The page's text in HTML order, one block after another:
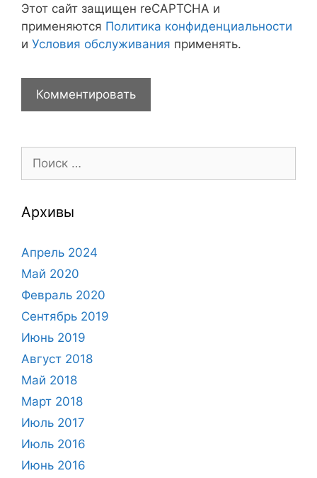
Этот сайт защищен reCAPTCHA и
применяются Политика конфиденциальности
и Условия обслуживания применять.
Архивы
Апрель 2024
Май 2020
Февраль 2020
Сентябрь 2019
Июнь 2019
Август 2018
Май 2018
Март 2018
Июль 2017
Июль 2016
Июнь 2016